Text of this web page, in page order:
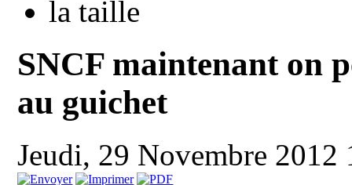
SNCF maintenant on
au guichet
Jeudi, 29 Novembre